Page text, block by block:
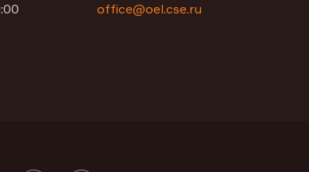
office@oel.cse.ru